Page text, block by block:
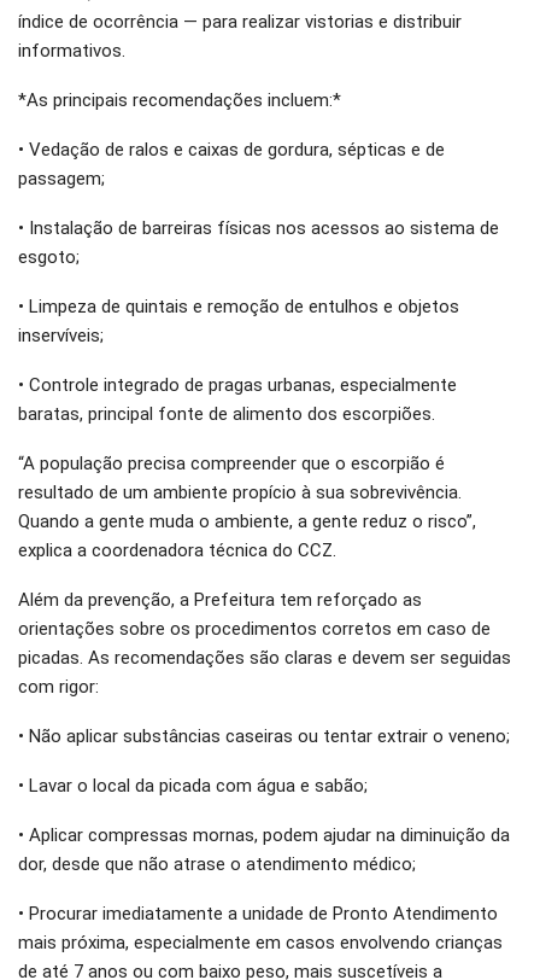
índice de ocorrência — para realizar vistorias e distribuir
informativos.
*As principais recomendações incluem:*
• Vedação de ralos e caixas de gordura, sépticas e de
passagem;
• Instalação de barreiras físicas nos acessos ao sistema de
esgoto;
• Limpeza de quintais e remoção de entulhos e objetos
inservíveis;
• Controle integrado de pragas urbanas, especialmente
baratas, principal fonte de alimento dos escorpiões.
“A população precisa compreender que o escorpião é
resultado de um ambiente propício à sua sobrevivência.
Quando a gente muda o ambiente, a gente reduz o risco”,
explica a coordenadora técnica do CCZ.
Além da prevenção, a Prefeitura tem reforçado as
orientações sobre os procedimentos corretos em caso de
picadas. As recomendações são claras e devem ser seguidas
com rigor:
• Não aplicar substâncias caseiras ou tentar extrair o veneno;
• Lavar o local da picada com água e sabão;
• Aplicar compressas mornas, podem ajudar na diminuição da
dor, desde que não atrase o atendimento médico;
• Procurar imediatamente a unidade de Pronto Atendimento
mais próxima, especialmente em casos envolvendo crianças
de até 7 anos ou com baixo peso, mais suscetíveis a